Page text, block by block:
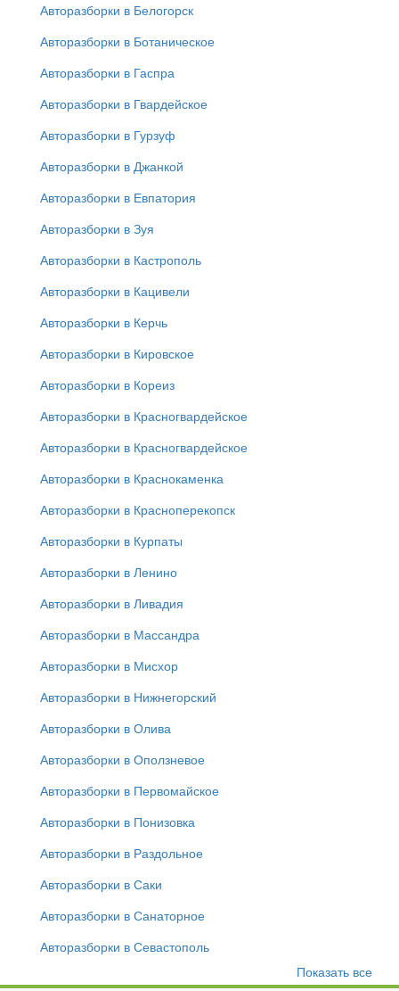
Авторазборки в Белогорск
Авторазборки в Ботаническое
Авторазборки в Гаспра
Авторазборки в Гвардейское
Авторазборки в Гурзуф
Авторазборки в Джанкой
Авторазборки в Евпатория
Авторазборки в Зуя
Авторазборки в Кастрополь
Авторазборки в Кацивели
Авторазборки в Керчь
Авторазборки в Кировское
Авторазборки в Кореиз
Авторазборки в Красногвардейское
Авторазборки в Красногвардейское
Авторазборки в Краснокаменка
Авторазборки в Красноперекопск
Авторазборки в Курпаты
Авторазборки в Ленино
Авторазборки в Ливадия
Авторазборки в Массандра
Авторазборки в Мисхор
Авторазборки в Нижнегорский
Авторазборки в Олива
Авторазборки в Оползневое
Авторазборки в Первомайское
Авторазборки в Понизовка
Авторазборки в Раздольное
Авторазборки в Саки
Авторазборки в Санаторное
Авторазборки в Севастополь
Показать все